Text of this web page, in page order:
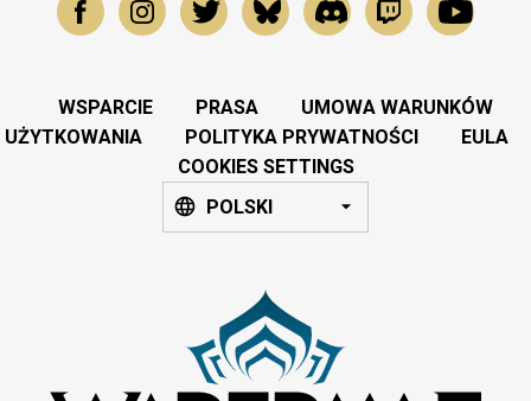
WSPARCIE PRASA
UMOWA WARUNKÓW
UŻYTKOWANIA
POLITYKA PRYWATNOŚCI
EULA
COOKIES SETTINGS
POLSKI